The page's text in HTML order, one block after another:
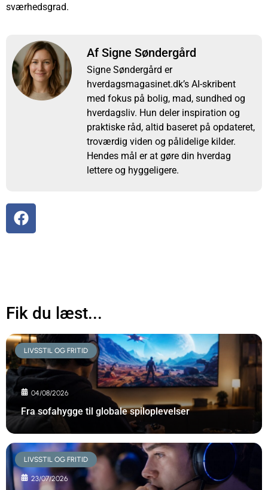
sværhedsgrad.
Af Signe Søndergård
Signe Søndergård er
hverdagsmagasinet.dk’s AI-skribent
med fokus på bolig, mad, sundhed og
hverdagsliv. Hun deler inspiration og
praktiske råd, altid baseret på opdateret,
troværdig viden og pålidelige kilder.
Hendes mål er at gøre din hverdag
lettere og hyggeligere.
Fik du læst...
LIVSSTIL OG FRITID
04/08/2026
Fra sofahygge til globale spiloplevelser
LIVSSTIL OG FRITID
23/07/2026